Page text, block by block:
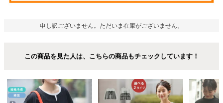
申し訳ございません。ただいま在庫がございません。
この商品を見た人は、こちらの商品もチェックしています！